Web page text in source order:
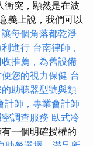
衝突，顯然是在波
義上說，我們可以
每個角落都乾淨
進行 台南律師，
推薦，為舊設備
您的視力保健 台
助聽器型號與類
計師，專業會計師
調查服務 臥式冷
一個明確授權的